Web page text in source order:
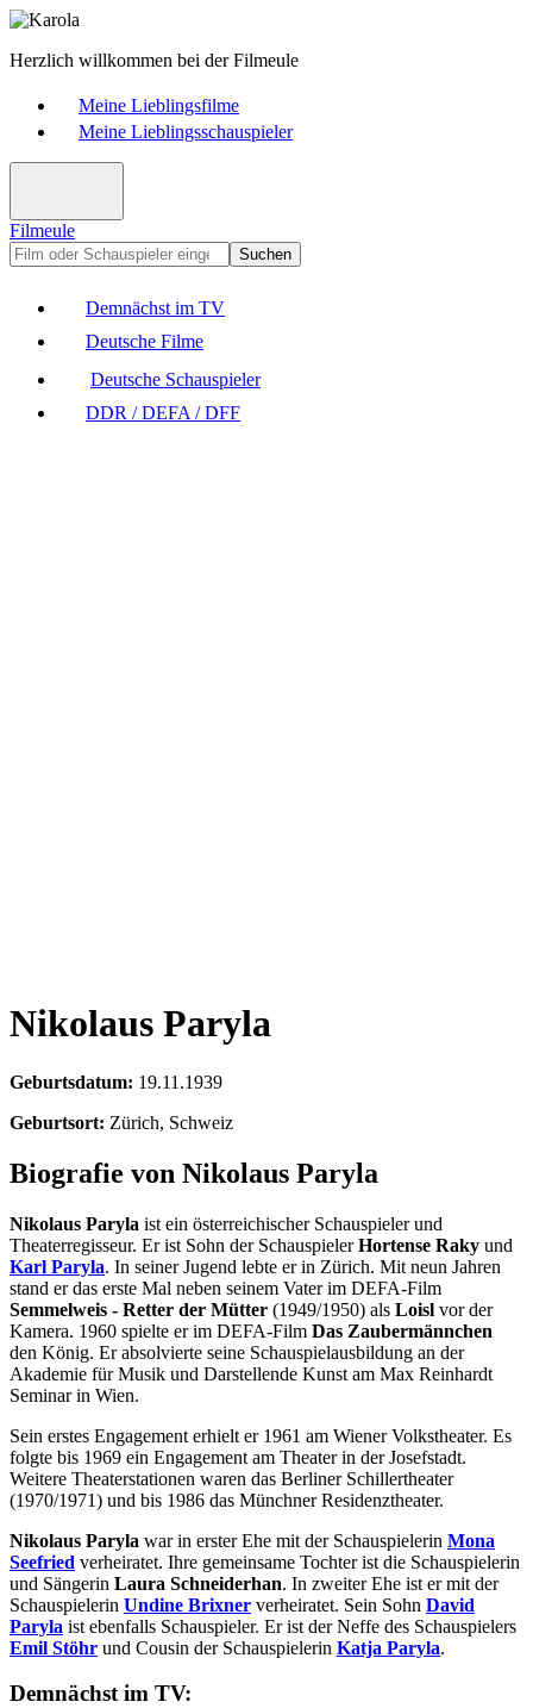
Herzlich willkommen bei der Filmeule
Meine Lieblingsfilme
Meine Lieblingsschauspieler
Filmeule
Suchen
Demnächst im TV
Deutsche Filme
Deutsche Schauspieler
DDR / DEFA / DFF
Nikolaus Paryla
Geburtsdatum: 19.11.1939
Geburtsort: Zürich, Schweiz
Biografie von Nikolaus Paryla
Nikolaus Paryla ist ein österreichischer Schauspieler und
Theaterregisseur. Er ist Sohn der SchauspielerHortense Raky und
Karl Paryla. In seiner Jugend lebte er in Zürich. Mit neun Jahren
stand er das erste Mal neben seinem Vater im DEFA-Film
Semmelweis - Retter der Mütter (1949/1950) als Loisl vor der
Kamera. 1960 spielte er im DEFA-Film Das Zaubermännchen
den König. Er absolvierte seine Schauspielausbildung an der
Akademie für Musik und Darstellende Kunst am Max Reinhardt
Seminar in Wien.
Sein erstes Engagement erhielt er 1961 am Wiener Volkstheater. Es
folgte bis 1969 ein Engagement am Theater in der Josefstadt.
Weitere Theaterstationen waren das Berliner Schillertheater
(1970/1971) und bis 1986 das Münchner Residenztheater.
Nikolaus Paryla war in erster Ehe mit der Schauspielerin Mona
Seefried verheiratet. Ihre gemeinsame Tochter ist die Schauspielerin
und Sängerin Laura Schneiderhan. In zweiter Ehe ist er mit der
Schauspielerin Undine Brixner verheiratet. Sein Sohn David
Paryla ist ebenfalls Schauspieler. Er ist der Neffe des Schauspielers
Emil Stöhr und Cousin der Schauspielerin Katja Paryla.
Demnächst im TV: